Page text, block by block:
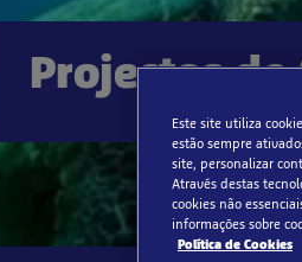
Projectos de
Este site utiliza
estão sempre
site, personalizar
Através destas
cookies não
informações sobre
Política de Cookies